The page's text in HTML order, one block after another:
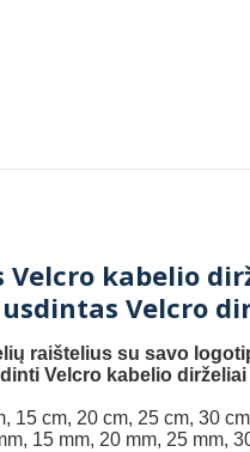
kabelio
Velcro
raištelius su savo
Velcro kabelio dirželiai
15 cm, 20 cm, 25 cm, 30
15 mm, 20 mm, 25 mm,